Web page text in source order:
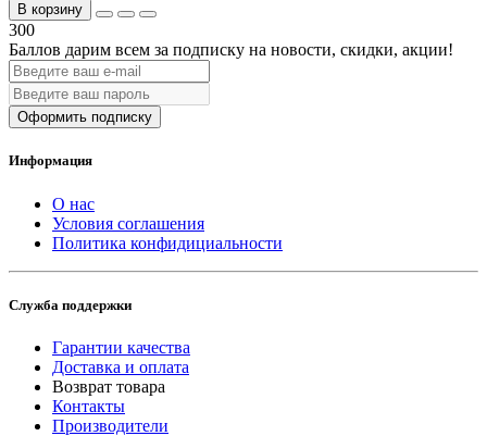
В корзину
300
Баллов дарим всем за подписку на новости, скидки, акции!
Оформить подписку
Информация
О нас
Условия соглашения
Политика конфидициальности
Служба поддержки
Гарантии качества
Доставка и оплата
Возврат товара
Контакты
Производители